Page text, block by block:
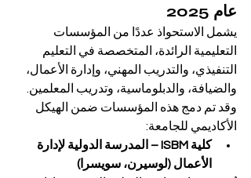
عام 2025
يشمل الاستحواذ عددًا من المؤسسات
التعليمية الرائدة، المتخصصة في التعليم
التنفيذي، والتدريب المهني، وإدارة الأعمال،
والضيافة، والدبلوماسية، وتدريب المعلمين.
وقد تم دمج هذه المؤسسات ضمن الهيكل
الأكاديمي للجامعة:
كلية ISBM – المدرسة الدولية لإدارة
الأعمال (لوسيرن، سويسرا)